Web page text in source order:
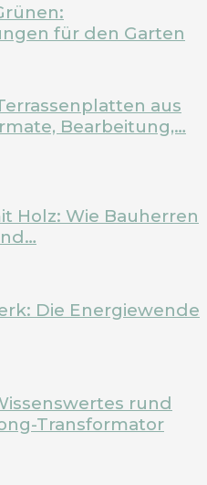
für den Garten
aus
Bearbeitung,…
Holz: Wie Bauherren
Die Energiewende
rund
Transformator